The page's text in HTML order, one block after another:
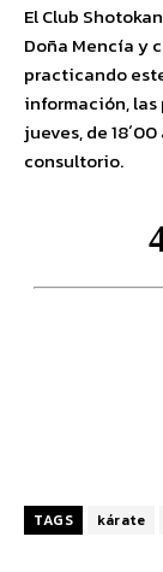
El Club
Doña Mencía y
practicando
información,
jueves, de
consultorio.
TAGS kárate